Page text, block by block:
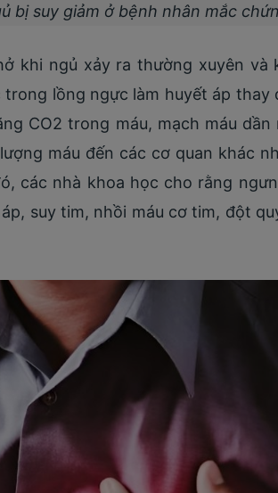
bị suy giảm ở bệnh nhân mắc
khi ngủ xảy ra thường xuyên và
lồng ngực làm huyết áp thay
CO2 trong máu, mạch máu
máu đến các cơ quan khác
các nhà khoa học cho rằng
suy tim, nhồi máu cơ tim, đột